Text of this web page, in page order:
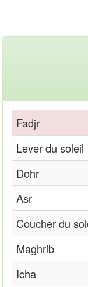
Fadjr
Lever du soleil
Dohr
Asr
Coucher du
Maghrib
Icha